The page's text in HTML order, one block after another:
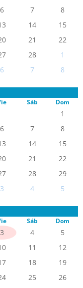
6 7
8
14
15
21
22
28
1
6 7 8
Sáb Dom
1
6 7
8
14
15
21
22
28
29
3 4 5
Sáb Dom
3 4
5
11
12
18
19
25
26